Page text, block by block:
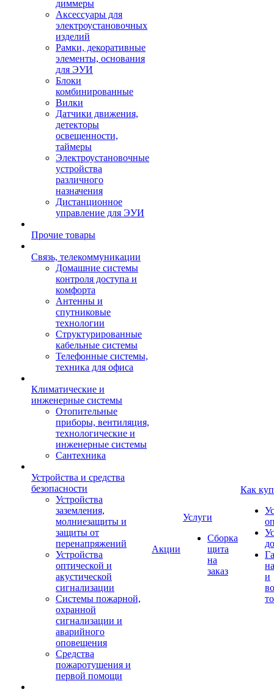
диммеры
Аксессуары для
электроустановочных
изделий
Рамки, декоративные
элементы, основания
для ЭУИ
Блоки
комбинированные
Вилки
Датчики движения,
детекторы
освещенности,
таймеры
Электроустановочные
устройства
различного
назначения
Дистанционное
управление для ЭУИ
Прочие товары
Связь, телекоммуникации
Домашние системы
контроля доступа и
комфорта
Антенны и
спутниковые
технологии
Структурированные
кабельные системы
Телефонные системы,
техника для офиса
Климатические и
инженерные системы
Отопительные
приборы, вентиляция,
технологические и
инженерные системы
Сантехника
Устройства и средства
безопасности
Устройства
заземления,
молниезащиты и
защиты от
перенапряжений
Устройства
оптической и
акустической
сигнализации
Системы пожарной,
охранной
сигнализации и
аварийного
оповещения
Средства
пожаротушения и
первой помощи
Акции
Услуги
Сборка
щита
на
заказ
Как
и